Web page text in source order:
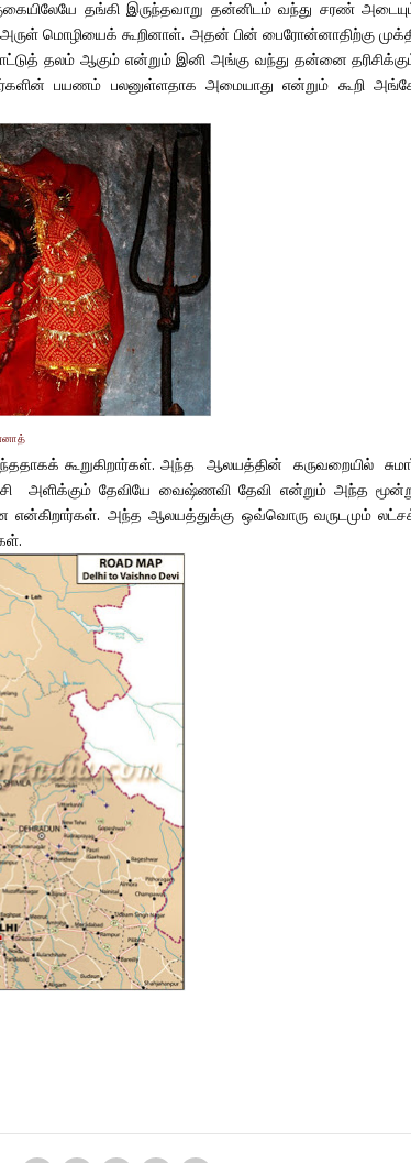
தங்கி இருந்தவாறு தன்னிடம் வந்து சரண்
மொழியைக் கூறினாள். அதன் பின் பைரோன்னாதிற்கு
தலம் ஆகும் என்றும் இனி அங்கு வந்து தன்னை
பயணம் பலனுள்ளதாக அமையாது என்றும் கூறி
கூறுகிறார்கள். அந்த ஆலயத்தின் கருவறையில்
அளிக்கும் தேவியே வைஷ்ணவி தேவி என்றும் அந்த
என்கிறார்கள். அந்த ஆலயத்துக்கு ஒவ்வொரு வருடமும்